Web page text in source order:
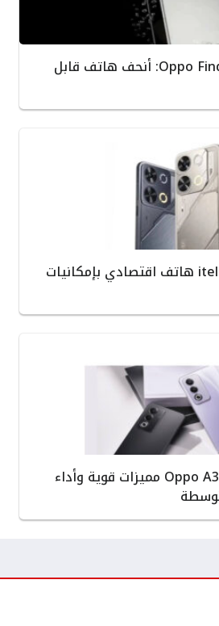
مراجعة هاتف Oppo Find N5: أنحف هاتف قابل
مراجعة هاتف itel P65 هاتف اقتصادي بإمكانيات
مراجعة هاتف Oppo A3 Pro مميزات قوية وأداء